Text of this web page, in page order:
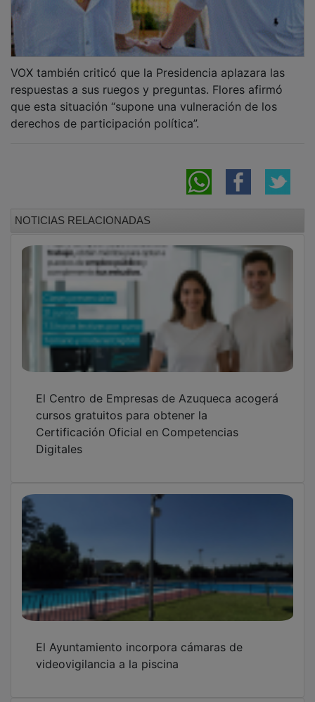
El Centro de Empresas de Azuqueca acogerá
cursos gratuitos para obtener la
Certificación Oficial en Competencias
El Ayuntamiento incorpora cámaras de
videovigilancia a la piscina
Ya están a la venta las entradas para el
primer "Viernes a la Luna" de la piscina
municipal